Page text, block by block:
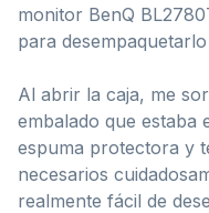
monitor BenQ
para
Al abrir la caja, me
embalado que estaba
espuma protectora y
necesarios
realmente fácil de